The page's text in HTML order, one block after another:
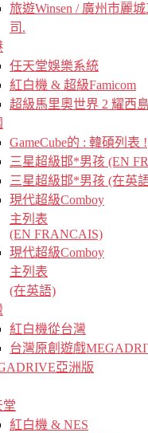
旅遊Winsen / 廣州市麗
司.
任天堂娛樂系統
紅白機 & 超級Famicom
超級馬里奧世界 2 耀西
GameCube的 : 韓碩列表 !
三星超級邯*男孩 (EN
三星超級邯*男孩 (在英
現代超級Comboy
主列表
(EN FRANCAIS)
現代超級Comboy
主列表
(在英語)
紅白機從台灣
台灣原創遊戲
亞洲版
堂
紅白機 & NES